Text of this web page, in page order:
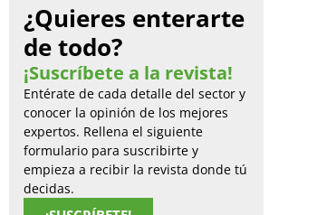
¿Quieres enterarte
de todo?
¡Suscríbete a la revista!
Entérate de cada detalle del sector y
conocer la opinión de los mejores
expertos. Rellena el siguiente
formulario para suscribirte y
empieza a recibir la revista donde tú
decidas.